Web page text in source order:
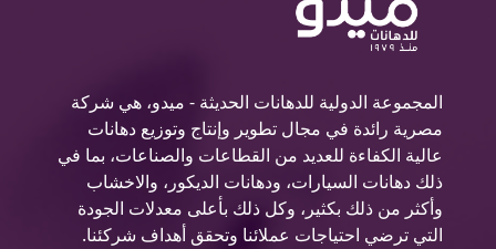
المجموعة الدولية للدهانات الحديثة - ميدو، هي شركة
مصرية رائدة في مجال تطوير وإنتاج وتوزيع دهانات
عالية الكفاءة للعديد من القطاعات والصناعات، بما في
ذلك دهانات السيارات، ودهانات الديكور، والاخشاب
وأكثر من ذلك بكثير، وكل ذلك بأعلى معدلات الجودة
التي ترضي احتياجات عملائنا وتحقق أهداف شركئنا.